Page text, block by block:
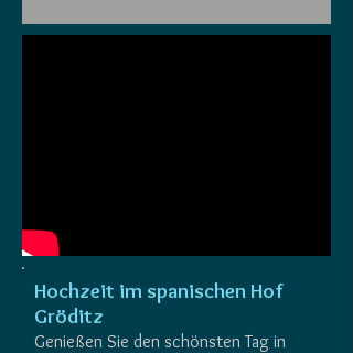
Hochzeit im spanischen Hof
Gröditz
Genießen Sie den schönsten Tag in